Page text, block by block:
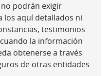
no podrán exigir
los aquí detallados ni
testimonios
la información
obtenerse a través
de otras entidades